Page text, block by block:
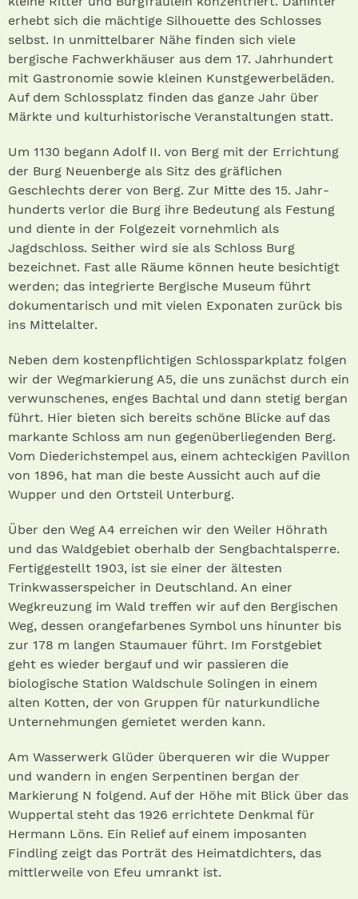
erhebt sich die mächtige Silhouette des Schlosses
selbst. In unmittelbarer Nähe finden sich viele
bergische Fachwerkhäuser aus dem 17. Jahrhundert
mit Gastronomie sowie kleinen Kunstgewerbeläden.
Auf dem Schlossplatz finden das ganze Jahr über
Märkte und kulturhistorische Veranstaltungen statt.
Um 1130 begann Adolf II. von Berg mit der Errichtung
der Burg Neuenberge als Sitz des gräflichen
Geschlechts derer von Berg. Zur Mitte des 15. Jahr­
hunderts verlor die Burg ihre Bedeutung als Festung
und diente in der Folgezeit vornehmlich als
Jagdschloss. Seither wird sie als Schloss Burg
bezeichnet. Fast alle Räume können heute besichtigt
werden; das integrierte Bergische Museum führt
dokumentarisch und mit vielen Exponaten zurück bis
ins Mittelalter.
Neben dem kostenpflichtigen Schlossparkplatz folgen
wir der Wegmarkierung A5, die uns zunächst durch ein
verwunschenes, enges Bachtal und dann stetig bergan
führt. Hier bieten sich bereits schöne Blicke auf das
markante Schloss am nun gegenüberliegenden Berg.
Vom Diederichstempel aus, einem achteckigen Pavillon
von 1896, hat man die beste Aussicht auch auf die
Wupper und den Ortsteil Unterburg.
Über den Weg A4 erreichen wir den Weiler Höhrath
und das Waldgebiet oberhalb der Sengbachtalsperre.
Fertiggestellt 1903, ist sie einer der ältesten
Trinkwasserspeicher in Deutschland. An einer
Wegkreuzung im Wald treffen wir auf den Bergischen
Weg, dessen orangefarbenes Symbol uns hinunter bis
zur 178 m langen Staumauer führt. Im Forstgebiet
geht es wieder bergauf und wir passieren die
biologische Station Waldschule Solingen in einem
alten Kotten, der von Gruppen für naturkund­liche
Unternehmungen gemietet werden kann.
Am Wasserwerk Glüder überqueren wir die Wupper
und wandern in engen Serpentinen bergan der
Markierung N folgend. Auf der Höhe mit Blick über das
Wuppertal steht das 1926 errichtete Denkmal für
Hermann Löns. Ein Relief auf einem imposanten
Findling zeigt das Porträt des Heimatdichters, das
mittlerweile von Efeu umrankt ist.